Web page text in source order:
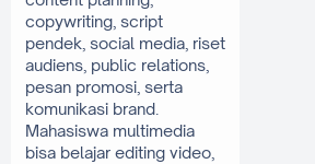
copywriting, script
pendek, social media, riset
audiens, public relations,
pesan promosi, serta
komunikasi brand.
Mahasiswa multimedia
bisa belajar editing video,